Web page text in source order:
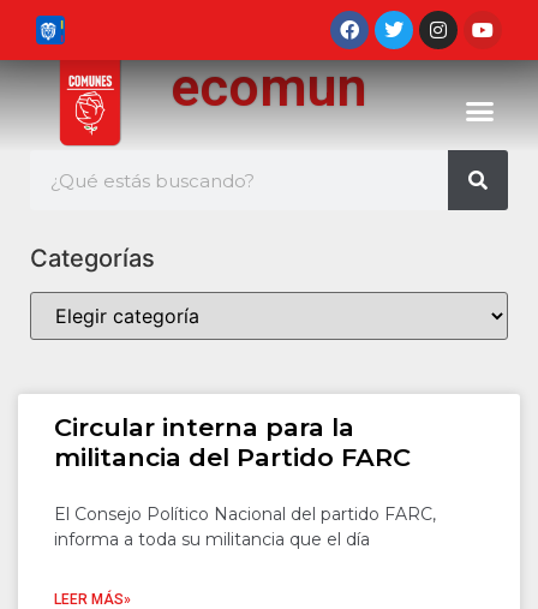
ecomun
Categorías
Circular interna para la
militancia del Partido FARC
El Consejo Político Nacional del partido FARC,
informa a toda su militancia que el día
LEER MÁS»